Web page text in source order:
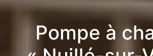
Pompe à